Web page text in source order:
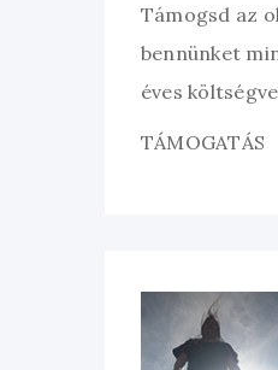
Támogsd az
bennünket
éves
TÁMOGATÁS